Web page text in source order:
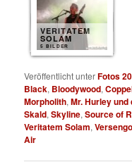
VERITATEM
SOLAM
5 BILDER
Veröffentlicht unterFotos
Black, Bloodywood,
Morpholith,Mr. Hurley
Skald,Skyline,Source of
Veritatem Solam,
Air